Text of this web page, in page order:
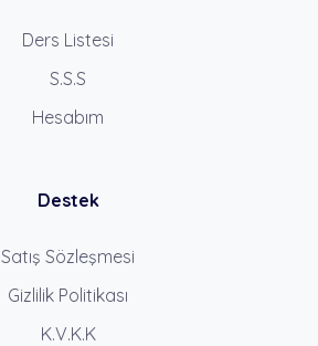
Ders Listesi
S.S.S
Hesabım
Destek
Satış Sözleşmesi
Gizlilik Politikası
K.V.K.K